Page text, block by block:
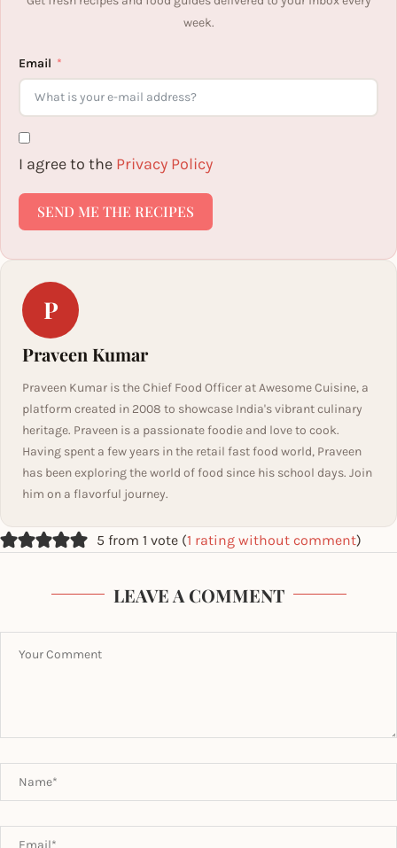
week.
Email
I agree to the Privacy Policy
SEND ME THE RECIPES
P
Praveen Kumar
Praveen Kumar is the Chief Food Officer at Awesome Cuisine, a
platform created in 2008 to showcase India's vibrant culinary
heritage. Praveen is a passionate foodie and love to cook.
Having spent a few years in the retail fast food world, Praveen
has been exploring the world of food since his school days. Join
him on a flavorful journey.
5 from 1 vote (1 rating without comment)
LEAVE A COMMENT